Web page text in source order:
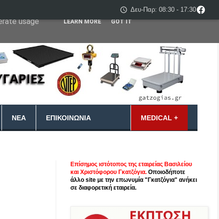
ΝΈΑ ΕΠΙΚΟΙΝΩΝΊΑ MEDICAL +
Δευ-Παρ: 08:30 - 17:30
Επίσημος ιστότοπος της εταιρείας Βασιλείου
και Χριστόφορου Γκατζόγια. Οποιοδήποτε
άλλο site με την επωνυμία "Γκατζόγια" ανήκει
σε διαφορετική εταιρεία.
agent
usage
LEARN MORE GOT IT